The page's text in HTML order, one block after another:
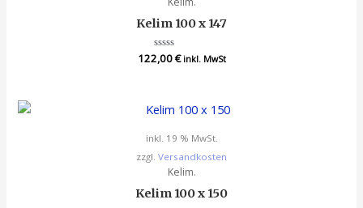
Kelim 100 x 147
Bewertet
mit
122,00€ inkl. MwSt
inkl. 19 % MwSt.
zzgl. Versandkosten
Kelim.
Kelim 100 x 150